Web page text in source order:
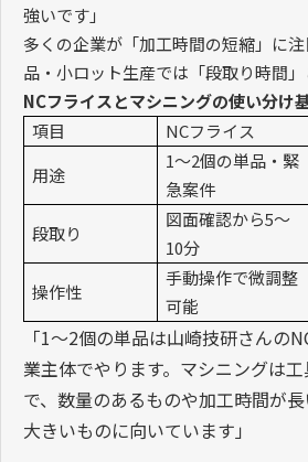
強いです」
多くの企業が「加工時間の短縮」に
品・小ロット生産では「段取り時間」
NCフライスとマシニングの使い分け
項目
NCフライス
用途
1〜2個の単品・緊
急案件
段取り
図面確認から5〜
10分
操作性
手動操作で微調整
可能
「1〜2個の単品は山崎技研さんの
業主体でやります。マシニングは
で、数量のあるものや加工時間が
大きいものに向いています」